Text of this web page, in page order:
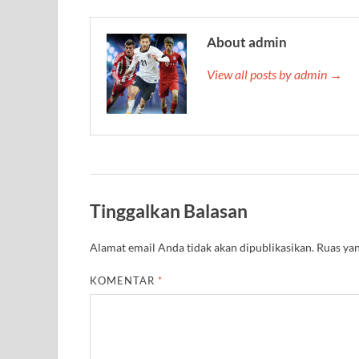
About admin
View all posts by admin →
Tinggalkan Balasan
Alamat email Anda tidak akan dipublikasikan. Ruas
KOMENTAR *